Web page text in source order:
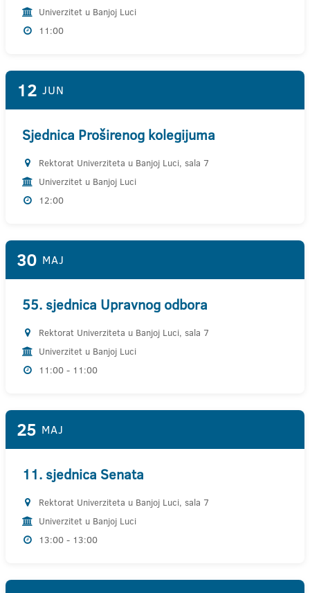
Univerzitet u Banjoj Luci
11:00
12 JUN
Sjednica Proširenog kolegijuma
Rektorat Univerziteta u Banjoj Luci, sala 7
Univerzitet u Banjoj Luci
12:00
30 MAJ
55. sjednica Upravnog odbora
Rektorat Univerziteta u Banjoj Luci, sala 7
Univerzitet u Banjoj Luci
11:00 - 11:00
25 MAJ
11. sjednica Senata
Rektorat Univerziteta u Banjoj Luci, sala 7
Univerzitet u Banjoj Luci
13:00 - 13:00